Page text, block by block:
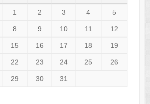
1 2 3 4 5
8 9 10 11 12
15 16 17 18 19
22 23 24 25 26
29 30
31